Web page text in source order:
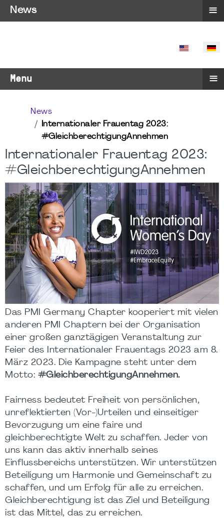
SPRACHE
Menu ≡
News
Internationaler Frauentag 2023:
#GleichberechtigungAnnehmen
Internationaler Frauentag 2023:
#GleichberechtigungAnnehmen
Das PMI Germany Chapter kooperiert mit vielen
anderen PMI Chaptern bei der Organisation
einer großen ganztägigen Veranstaltung zur
Feier des Internationaler Frauentags 2023 am 8.
März 2023. Die Kampagne steht unter dem
Motto: #GleichberechtigungAnnehmen.
Fairness bedeutet Freiheit von persönlichen,
unreflektierten (Vor-)Urteilen und einseitiger
Bevorzugung um eine faire und
gleichberechtigte Welt zu schaffen. Jeder von
uns kann das aktiv innerhalb seines
Einflussbereichs unterstützen. Wir unterstützen
Beteiligung um Harmonie und Gemeinschaft zu
schaffen, und um Erfolg für alle zu erreichen.
Gleichberechtigung ist das Ziel und Beteiligung
ist das Mittel, das zu erreichen.
News ≡